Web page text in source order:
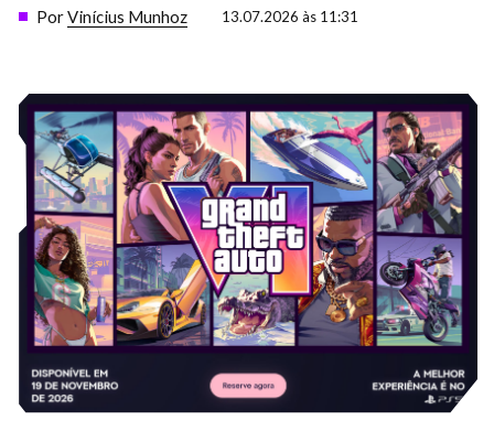
PorVinícius Munhoz 13.07.2026 às 11:31